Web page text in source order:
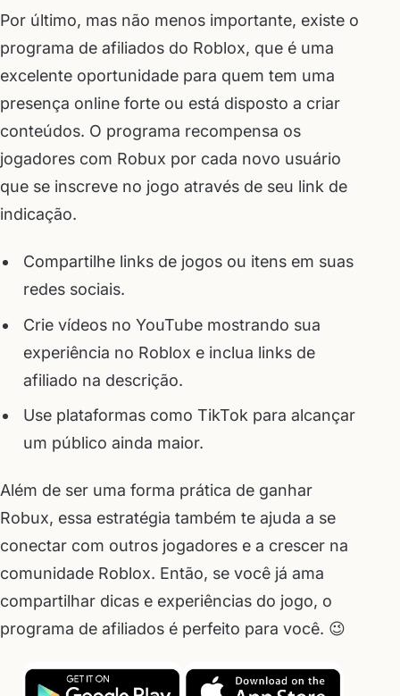
Por último, mas não menos importante, existe o
programa de afiliados do Roblox, que é uma
excelente oportunidade para quem tem uma
presença online forte ou está disposto a criar
conteúdos. O programa recompensa os
jogadores com Robux por cada novo usuário
que se inscreve no jogo através de seu link de
indicação.
Compartilhe links de jogos ou itens em suas
redes sociais.
Crie vídeos no YouTube mostrando sua
experiência no Roblox e inclua links de
afiliado na descrição.
Use plataformas como TikTok para alcançar
um público ainda maior.
Além de ser uma forma prática de ganhar
Robux, essa estratégia também te ajuda a se
conectar com outros jogadores e a crescer na
comunidade Roblox. Então, se você já ama
compartilhar dicas e experiências do jogo, o
programa de afiliados é perfeito para você. 😉